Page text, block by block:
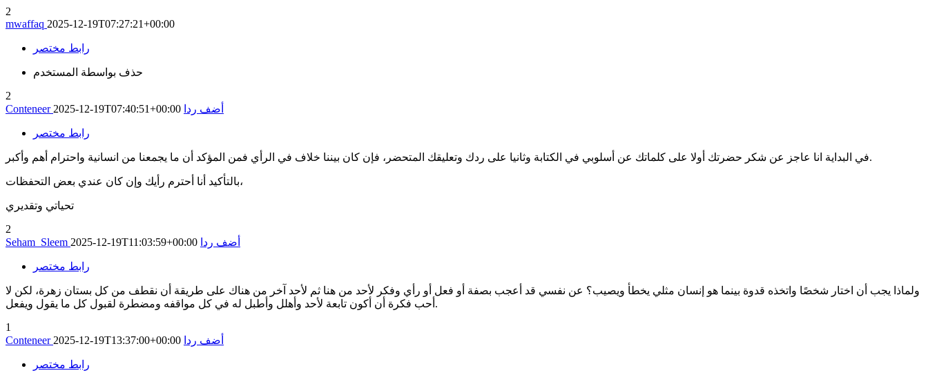
2
mwaffaq 2025-12-19T07:27:21+00:00
رابط مختصر
حذف بواسطة المستخدم
2
Conteneer 2025-12-19T07:40:51+00:00 أضف ردا
رابط مختصر
في البداية انا عاجز عن شكر حضرتك أولا على كلماتك عن أسلوبي في الكتابة وثانيا على ردك وتعليقك المتحضر، فإن كان بيننا خلاف في الرأي فمن المؤكد أن ما يجمعنا من انسانية واحترام أهم وأكبر.
بالتأكيد أنا أحترم رأيك وإن كان عندي بعض التحفظات،
تحياتي وتقديري
2
Seham_Sleem 2025-12-19T11:03:59+00:00 أضف ردا
رابط مختصر
ولماذا يجب أن اختار شخصًا واتخذه قدوة بينما هو إنسان مثلي يخطأ ويصيب؟ عن نفسي قد أعجب بصفة أو فعل أو رأي وفكر لأحد من هنا ثم لأحد آخر من هناك على طريقة أن نقطف من كل بستان زهرة، لكن لا
أحب فكرة أن أكون تابعة لأحد وأهلل وأطبل له في كل مواقفه ومضطرة لقبول كل ما يقول ويفعل.
1
Conteneer 2025-12-19T13:37:00+00:00 أضف ردا
رابط مختصر